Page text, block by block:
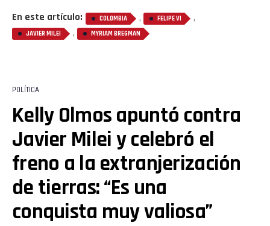
En este artículo: COLOMBIA , FELIPE VI ,
JAVIER MILEI , MYRIAM BREGMAN
POLÍTICA
Kelly Olmos apuntó contra
Javier Milei y celebró el
freno a la extranjerización
de tierras: “Es una
conquista muy valiosa”